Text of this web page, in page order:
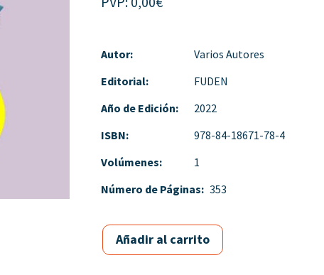
Autor:
Varios Autores
Editorial:
FUDEN
Año de Edición:
2022
ISBN:
978-84-18671-78-4
Volúmenes:
1
Número de Páginas: 353
Añadir al carrito